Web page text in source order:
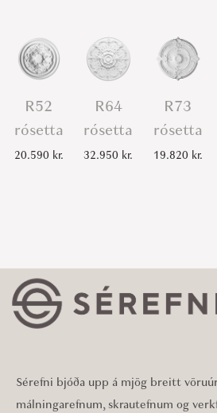
R52
rósetta
20.590 kr.
R64
rósetta
32.950 kr.
R73
rósetta
19.820 kr.
Sérefni bjóða upp á mjög breitt
málningarefnum, skrautefnum og